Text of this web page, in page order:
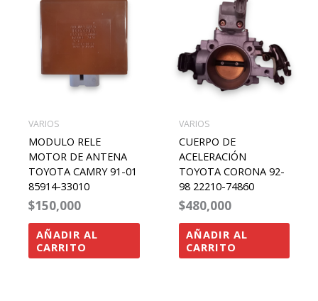
VARIOS
MODULO RELE
MOTOR DE ANTENA
TOYOTA CAMRY 91-01
85914-33010
$150,000
AÑADIR AL
CARRITO
VARIOS
CUERPO DE
ACELERACIÓN
TOYOTA CORONA 92-
98 22210-74860
$480,000
AÑADIR AL
CARRITO